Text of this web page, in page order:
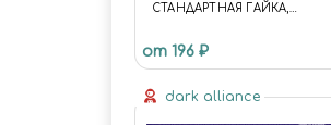
СТАНДАРТНАЯ ГАЙКА,
от 196 ₽
dark alliance